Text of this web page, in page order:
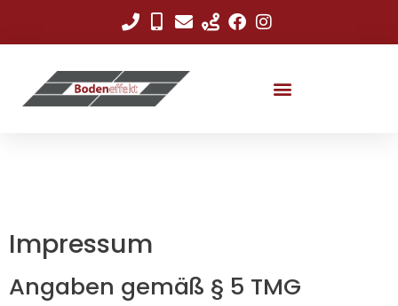
Impressum
Angaben gemäß § 5 TMG